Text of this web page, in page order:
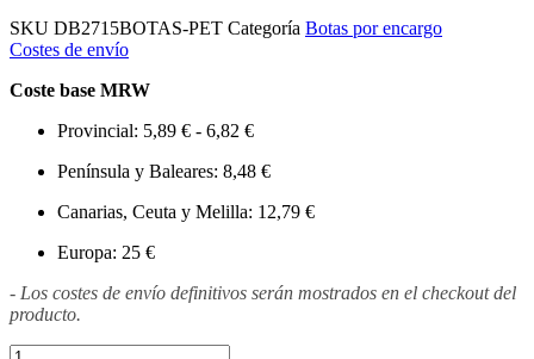
SKU DB2715BOTAS-PET Categoría Botas por encargo
Costes de envío
Coste base MRW
Provincial: 5,89 € - 6,82 €
Península y Baleares: 8,48 €
Canarias, Ceuta y Melilla: 12,79 €
Europa: 25 €
- Los costes de envío definitivos serán mostrados en el checkout del
producto.